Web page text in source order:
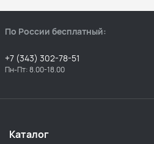
По России бесплатный:
+7 (343) 302-78-51
Пн-Пт: 8.00-18.00
Каталог